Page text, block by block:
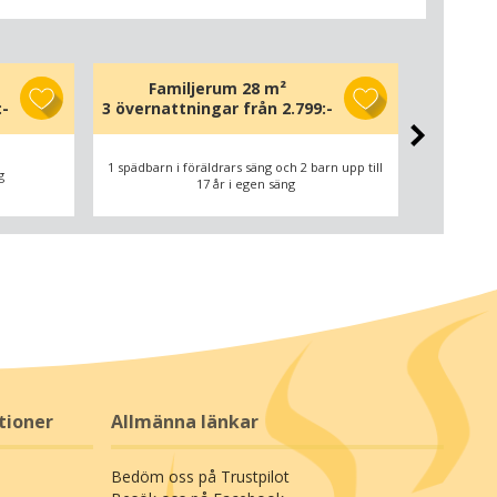
Familjerum 28 m²
3 övernattningar från 2.799:-
1 spädbarn i föräldrars säng och 2 barn upp till
17 år i egen säng
Allmänna länkar
Bedöm oss på Trustpilot